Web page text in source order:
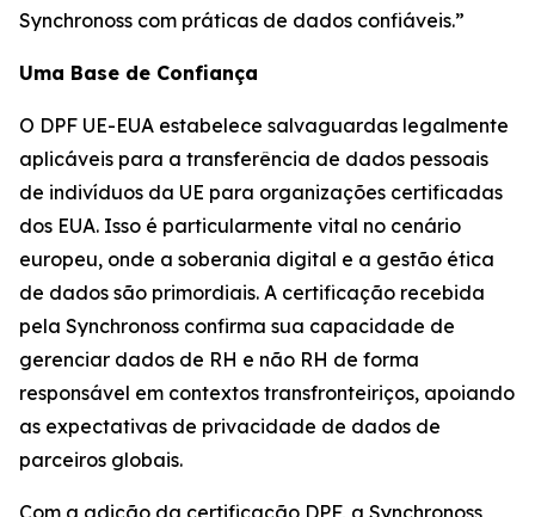
Synchronoss com práticas de dados confiáveis.”
Uma Base de Confiança
O DPF UE-EUA estabelece salvaguardas legalmente
aplicáveis para a transferência de dados pessoais
de indivíduos da UE para organizações certificadas
dos EUA. Isso é particularmente vital no cenário
europeu, onde a soberania digital e a gestão ética
de dados são primordiais. A certificação recebida
pela Synchronoss confirma sua capacidade de
gerenciar dados de RH e não RH de forma
responsável em contextos transfronteiriços, apoiando
as expectativas de privacidade de dados de
parceiros globais.
Com a adição da certificação DPF, a Synchronoss